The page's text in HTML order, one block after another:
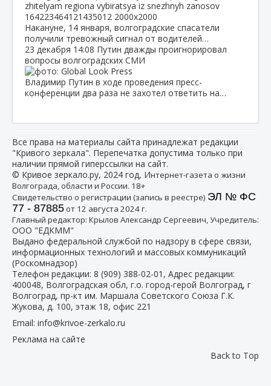
Накануне, 14 января, волгоградские спасатели
получили тревожный сигнал от водителей…
23 декабря 14:08 Путин дважды проигнорировал
вопросы волгоградских СМИ
Владимир Путин в ходе проведения пресс-
конференции два раза не захотел ответить на…
Все права на материалы сайта принадлежат редакции
"Кривого зеркала". Перепечатка допустима только при
наличии прямой гиперссылки на сайт.
© Кривое зеркало.ру, 2024 год, Интернет-газета о жизни
Волгограда, области и России. 18+
Свидетельство о регистрации (запись в реестре) ЭЛ № ФС
77 - 87885от 12 августа 2024 г.
Главный редактор: Крылов Александр Сергеевич, Учредитель:
ООО "ЕДКММ"
Выдано федеральной службой по надзору в сфере связи,
информационных технологий и массовых коммуникаций
(Роскомнадзор)
Телефон редакции: 8 (909) 388-02-01 , Адрес редакции:
400048, Волгоградская обл, г.о. город-герой Волгоград, г
Волгоград, пр-кт им. Маршала Советского Союза Г.К.
Жукова, д. 100, этаж 18, офис 221
Email: info@krivoe-zerkalo.ru
Реклама на сайте
Back to Top